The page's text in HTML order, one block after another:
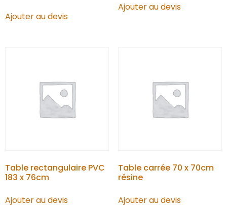
Ajouter au devis
Ajouter au devis
Table rectangulaire PVC
183 x 76cm
Ajouter au devis
Table carrée 70 x 70cm
résine
Ajouter au devis